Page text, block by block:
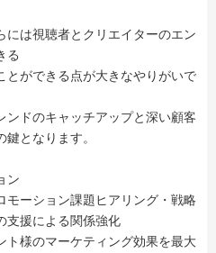
には視聴者とクリエイターのエン
る
とができる点が大きなやりがいで
ンドのキャッチアップと深い顧客
となります。
ン
モーション課題ヒアリング・戦略
支援による関係強化
ト様のマーケティング効果を最大